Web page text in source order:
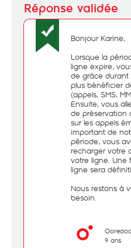
Bonjour Karine,
Lorsque la
ligne expire,
de grâce durant
plus bénéficier
(appels, SMS,
Ensuite, vous
de préservation
sur les appels
important de
période, vous
recharger votre
votre ligne. Une
ligne sera
Nous restons à
besoin.
9 ans